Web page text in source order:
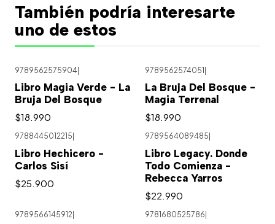
También podría interesarte
uno de estos
9789562575904
Libro Magia Verde - La
Bruja Del Bosque
$18.990
9789562574051
La Bruja Del Bosque -
Magia Terrenal
$18.990
9788445012215
Libro Hechicero -
Carlos Sisí
$25.900
9789564089485
Libro Legacy. Donde
Todo Comienza -
Rebecca Yarros
$22.990
9789566145912| 9781680525786|